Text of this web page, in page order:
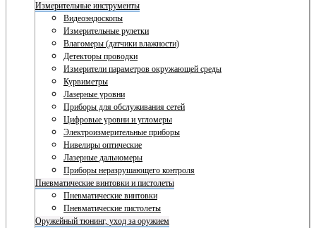
Измерительные инструменты
Видеоэндоскопы
Измерительные рулетки
Влагомеры (датчики влажности)
Детекторы проводки
Измерители параметров окружающей среды
Курвиметры
Лазерные уровни
Приборы для обслуживания сетей
Цифровые уровни и угломеры
Электроизмерительные приборы
Нивелиры оптические
Лазерные дальномеры
Приборы неразрушающего контроля
Пневматические винтовки и пистолеты
Пневматические винтовки
Пневматические пистолеты
Оружейный тюнинг, уход за оружием